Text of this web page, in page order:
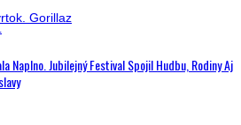
Naplno. Jubilejný Festival Spojil Hudbu, Rodiny Aj